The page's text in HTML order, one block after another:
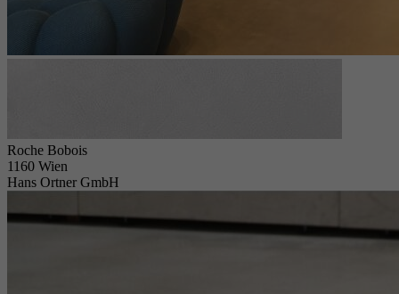
Roche Bobois
1160 Wien
Hans Ortner GmbH